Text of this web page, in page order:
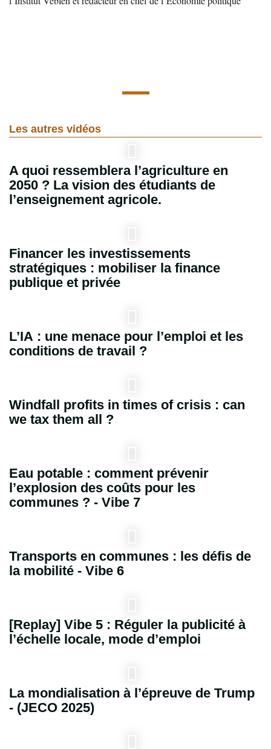
Les autres vidéos
A quoi ressemblera l’agriculture en
2050 ? La vision des étudiants de
l’enseignement agricole.
Financer les investissements
stratégiques : mobiliser la finance
publique et privée
L’IA : une menace pour l’emploi et les
conditions de travail ?
Windfall profits in times of crisis : can
we tax them all ?
Eau potable : comment prévenir
l’explosion des coûts pour les
communes ? - Vibe 7
Transports en communes : les défis de
la mobilité - Vibe 6
[Replay] Vibe 5 : Réguler la publicité à
l’échelle locale, mode d’emploi
La mondialisation à l’épreuve de Trump
- (JECO 2025)